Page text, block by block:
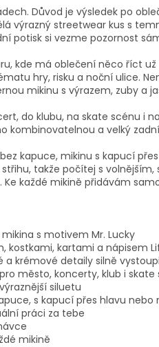
Důvod je výsledek po
výrazný streetwear kus s
potisk si vezme pozornost
kde má oblečení něco říct
hry, risku a noční ulice.
mikinu s výrazem, zuby a
do klubu, na skate scénu i
kombinovatelnou a velký
kapuce, mikinu s kapucí
takže počítej s
každé mikině přidávám
s motivem Mr. Lucky
kostkami, kartami a nápisem
a krémové detaily silně
město, koncerty, klub i skate
siluetu
s kapucí přes hlavu nebo
práci za tebe
mikině